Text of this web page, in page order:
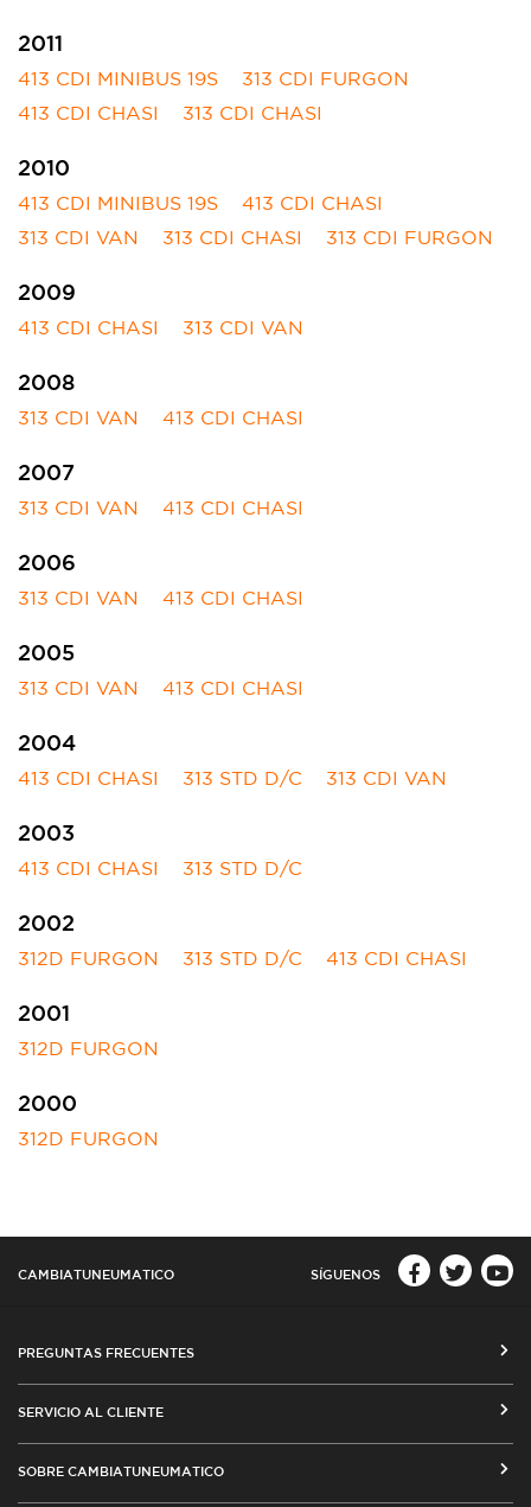
2011
413 CDI MINIBUS 19S
313 CDI FURGON
413 CDI CHASI
313 CDI CHASI
2010
413 CDI MINIBUS 19S
413 CDI CHASI
313 CDI VAN
313 CDI CHASI 313 CDI FURGON
2009
413 CDI CHASI 313 CDI VAN
2008
313 CDI VAN 413 CDI CHASI
2007
313 CDI VAN 413 CDI CHASI
2006
313 CDI VAN 413 CDI CHASI
2005
313 CDI VAN 413 CDI CHASI
2004
413 CDI CHASI 313 STD D/C 313 CDI VAN
2003
413 CDI CHASI 313 STD D/C
2002
312D FURGON 313 STD D/C 413 CDI CHASI
2001
312D FURGON
2000
312D FURGON
CAMBIATUNEUMATICO SÍGUENOS
PREGUNTAS FRECUENTES
MEDIOS DE PAGO
SERVICIO AL CLIENTE
CAMBIO DE DIRECCIÓN
SOBRE CAMBIATUNEUMATICO